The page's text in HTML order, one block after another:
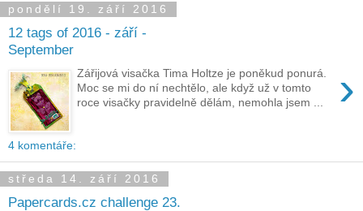
pondělí 19. září 2016
12 tags of 2016 - září -
September
›
Zářijová visačka Tima Holtze je poněkud ponurá.
Moc se mi do ní nechtělo, ale když už v tomto
roce visačky pravidelně dělám, nemohla jsem ...
4 komentáře:
středa 14. září 2016
Papercards.cz challenge 23.